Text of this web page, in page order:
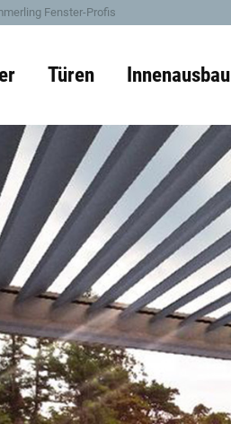
Fenster-Profis
Türen Innenausbau